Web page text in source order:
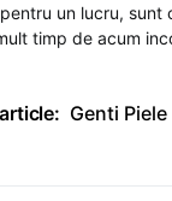
un lucru, sunt
timp de acum
Genti